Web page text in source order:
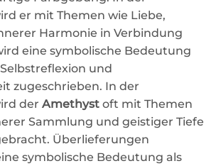
er mit Themen wie Liebe,
Harmonie in Verbindung
eine symbolische Bedeutung
und
zugeschrieben. In der
der Amethyst oft mit Themen
Sammlung und geistiger Tiefe
Überlieferungen
symbolische Bedeutung als